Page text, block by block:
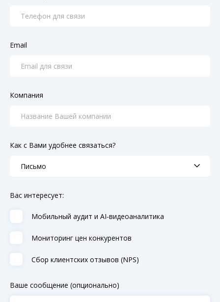
Email
Компания
Как с Вами удобнее связаться?
Вас интересует:
Мобильный аудит и AI-видеоаналитика
Мониторинг цен конкурентов
Сбор клиентских отзывов (NPS)
Ваше сообщение (опционально)